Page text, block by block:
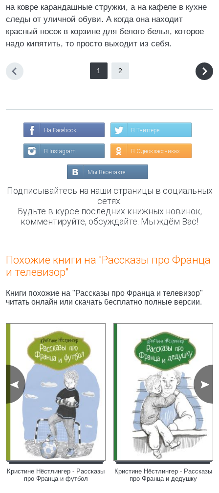
на ковре карандашные стружки, а на кафеле в кухне
следы от уличной обуви. А когда она находит
красный носок в корзине для белого белья, которое
надо кипятить, то просто выходит из себя.
1 2
На Facebook В Твиттере
В Instagram В Одноклассниках
Мы Вконтакте
Подписывайтесь на наши страницы в социальных
сетях.
Будьте в курсе последних книжных новинок,
комментируйте, обсуждайте. Мы ждём Вас!
Похожие книги на "Рассказы про Франца
и телевизор"
Книги похожие на "Рассказы про Франца и телевизор"
читать онлайн или скачать бесплатно полные версии.
Кристине Нёстлингер - Рассказы
про Франца и футбол
Кристине Нёстлингер - Рассказы
про Франца и дедушку